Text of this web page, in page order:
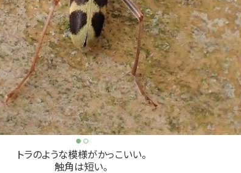
トラのような模様がかっこいい。
触角は短い。